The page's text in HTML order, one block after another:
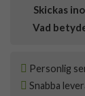
Skickas
Vad
Personlig
Snabba